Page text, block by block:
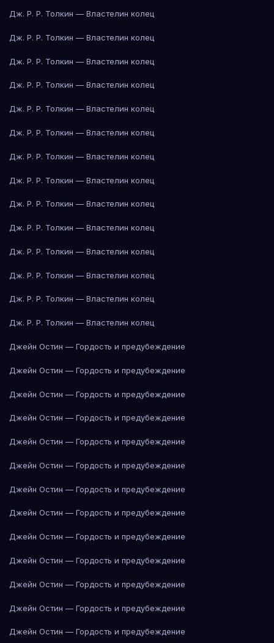
Дж. Р. Р. Толкин — Властелин колец
Дж. Р. Р. Толкин — Властелин колец
Дж. Р. Р. Толкин — Властелин колец
Дж. Р. Р. Толкин — Властелин колец
Дж. Р. Р. Толкин — Властелин колец
Дж. Р. Р. Толкин — Властелин колец
Дж. Р. Р. Толкин — Властелин колец
Дж. Р. Р. Толкин — Властелин колец
Дж. Р. Р. Толкин — Властелин колец
Дж. Р. Р. Толкин — Властелин колец
Дж. Р. Р. Толкин — Властелин колец
Дж. Р. Р. Толкин — Властелин колец
Дж. Р. Р. Толкин — Властелин колец
Дж. Р. Р. Толкин — Властелин колец
Джейн Остин — Гордость и предубеждение
Джейн Остин — Гордость и предубеждение
Джейн Остин — Гордость и предубеждение
Джейн Остин — Гордость и предубеждение
Джейн Остин — Гордость и предубеждение
Джейн Остин — Гордость и предубеждение
Джейн Остин — Гордость и предубеждение
Джейн Остин — Гордость и предубеждение
Джейн Остин — Гордость и предубеждение
Джейн Остин — Гордость и предубеждение
Джейн Остин — Гордость и предубеждение
Джейн Остин — Гордость и предубеждение
Джейн Остин — Гордость и предубеждение